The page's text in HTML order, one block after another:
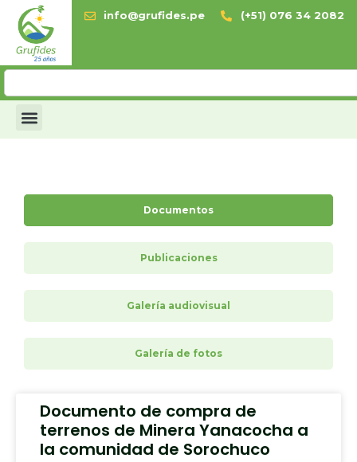
info@grufides.pe (+51) 076 34 2082
Documentos
Publicaciones
Galería audiovisual
Galería de fotos
Documento de compra de
terrenos de Minera Yanacocha a
la comunidad de Sorochuco